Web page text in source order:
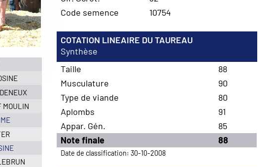
MOULIN
Code semence
10754
COTATION LINEAIRE DU TAUREAU
Synthèse
Taille
88
Musculature
90
Type de viande
80
Aplombs
91
Appar. Gén.
85
Note finale
88
Date de classification: 30-10-2008